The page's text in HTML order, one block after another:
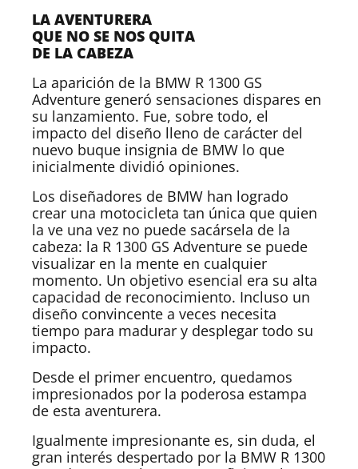
LA AVENTURERA
QUE NO SE NOS QUITA
DE LA CABEZA
La aparición de la BMW R 1300 GS
Adventure generó sensaciones dispares en
su lanzamiento. Fue, sobre todo, el
impacto del diseño lleno de carácter del
nuevo buque insignia de BMW lo que
inicialmente dividió opiniones.
Los diseñadores de BMW han logrado
crear una motocicleta tan única que quien
la ve una vez no puede sacársela de la
cabeza: la R 1300 GS Adventure se puede
visualizar en la mente en cualquier
momento. Un objetivo esencial era su alta
capacidad de reconocimiento. Incluso un
diseño convincente a veces necesita
tiempo para madurar y desplegar todo su
impacto.
Desde el primer encuentro, quedamos
impresionados por la poderosa estampa
de esta aventurera.
Igualmente impresionante es, sin duda, el
gran interés despertado por la BMW R 1300